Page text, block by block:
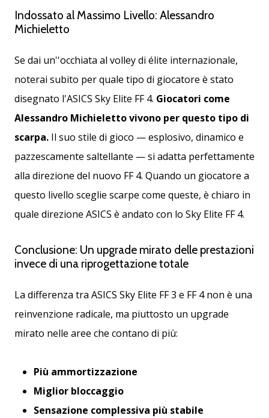
Indossato al Massimo Livello: Alessandro
Michieletto
Se dai un''occhiata al volley di élite internazionale,
noterai subito per quale tipo di giocatore è stato
disegnato l'ASICS Sky Elite FF 4. Giocatori come
Alessandro Michieletto vivono per questo tipo di
scarpa. Il suo stile di gioco — esplosivo, dinamico e
pazzescamente saltellante — si adatta perfettamente
alla direzione del nuovo FF 4. Quando un giocatore a
questo livello sceglie scarpe come queste, è chiaro in
quale direzione ASICS è andato con lo Sky Elite FF 4.
Conclusione: Un upgrade mirato delle prestazioni
invece di una riprogettazione totale
La differenza tra ASICS Sky Elite FF 3 e FF 4 non è una
reinvenzione radicale, ma piuttosto un upgrade
mirato nelle aree che contano di più:
Più ammortizzazione
Miglior bloccaggio
Sensazione complessiva più stabile